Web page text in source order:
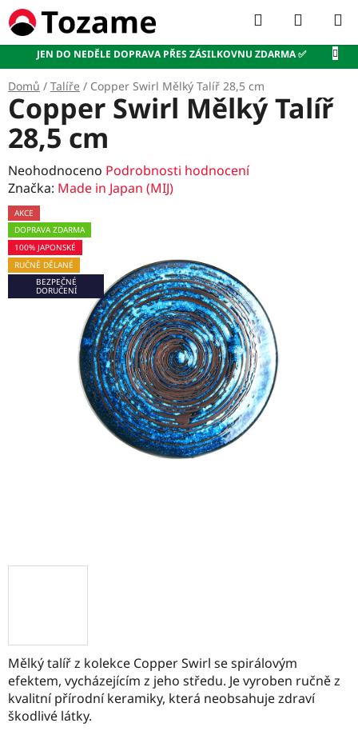
Přejít
na
obsah
JEN DO NEDĚLE DOPRAVA PŘES ZÁSILKOVNU ZDARMA ✅
Hledat
KOŠÍK
Domů / Talíře / Copper Swirl Mělký Talíř 28,5 cm
Mělký talíř z kolekce Copper Swirl se spirálovým
efektem, vycházejícím z jeho středu. Je vyroben ručně z
kvalitní přírodní keramiky, která neobsahuje zdraví
škodlivé látky.
Copper Swirl Mělký Talíř
28,5 cm
Průměrné
hodnocení
produktu
je
0,0
z
5
hvězdiček.
Neohodnoceno Podrobnosti hodnocení
Značka: Made in Japan (MIJ)
AKCE
DOPRAVA ZDARMA
100% JAPONSKÉ
RUČNĚ DĚLANÉ
BEZPEČNÉ
DORUČENÍ